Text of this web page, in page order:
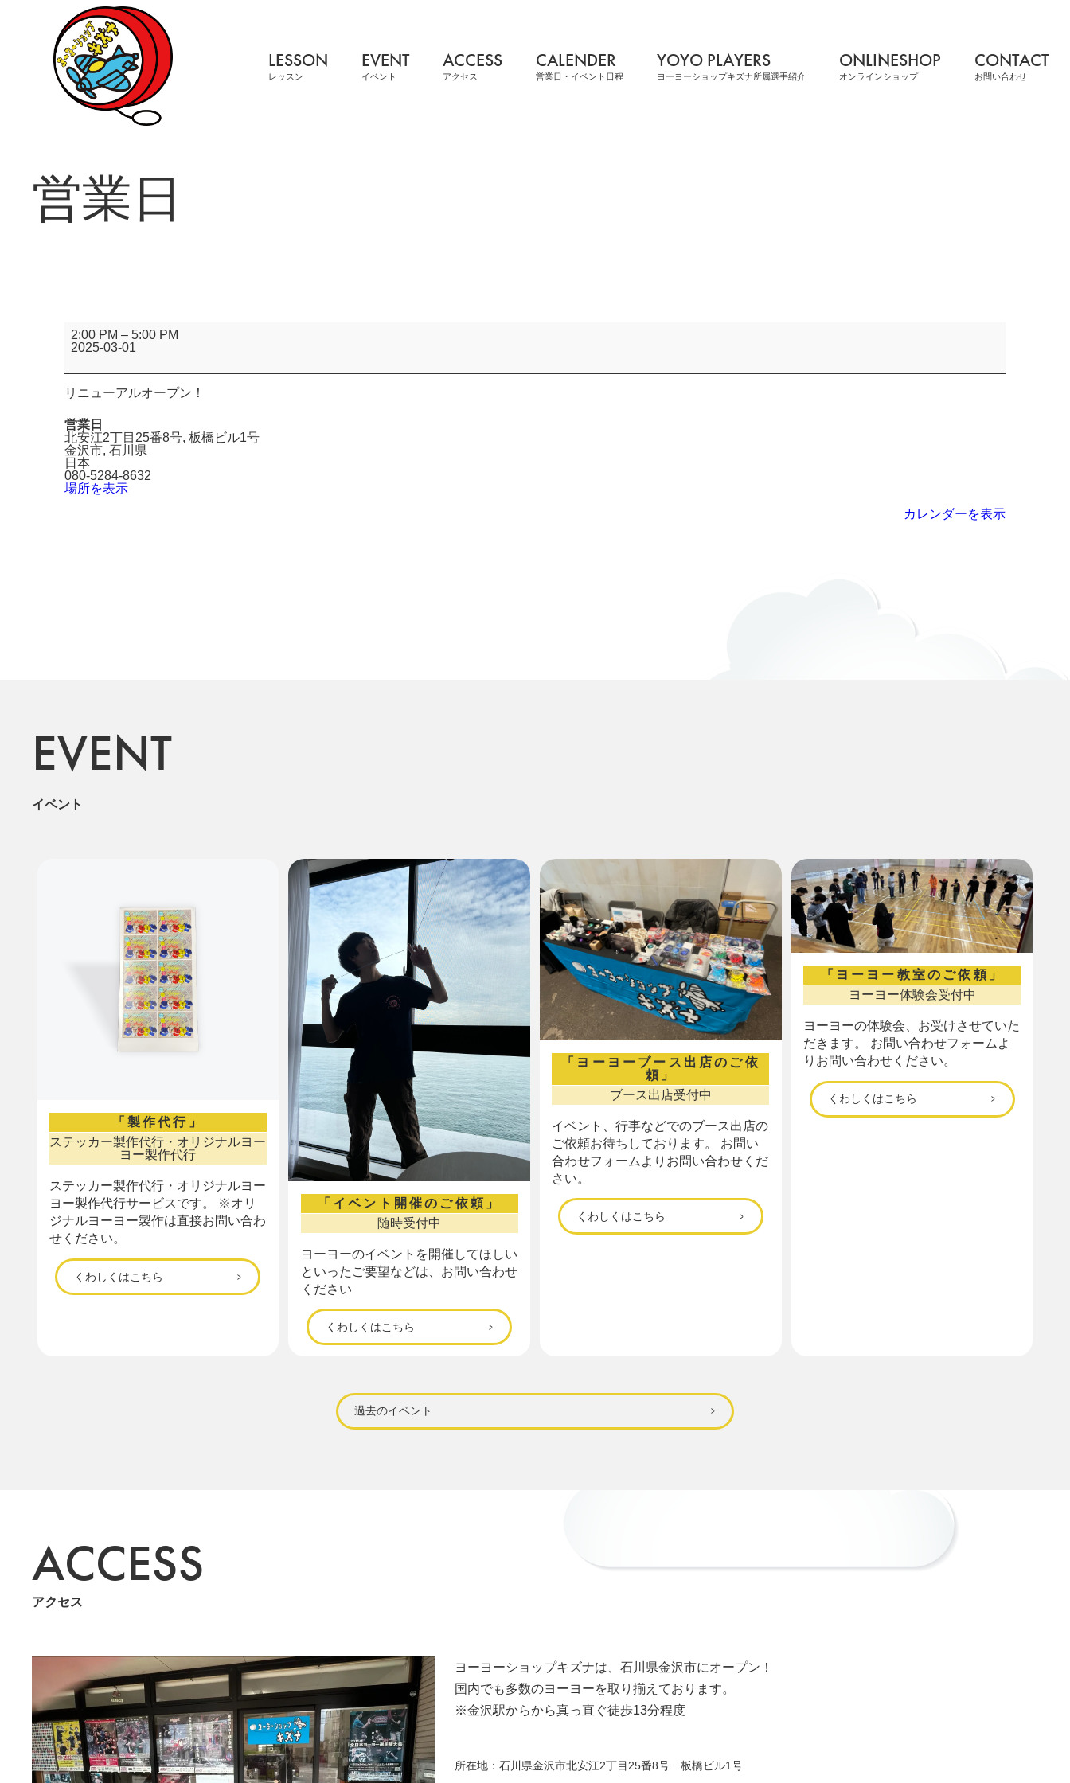
LESSON
レッスン
EVENT
イベント
ACCESS
アクセス
CALENDER
営業日・イベント日程
YOYO PLAYERS
ヨーヨーショップキズナ所属選手紹介
ONLINESHOP
オンラインショップ
CONTACT
お問い合わせ
営業日
営
業
日
2:00 PM – 5:00 PM
2025-03-01
リニューアルオープン！
営業日
北安江2丁目25番8号 板橋ビル1号
金沢市, 石川県
日本
080-5284-8632
場所を表示
カレンダーを表示
EVENT
イベント
「製作代行」
ステッカー製作代行・オリジナルヨー
ヨー製作代行
ステッカー製作代行・オリジナルヨー
ヨー製作代行サービスです。 ※オリ
ジナルヨーヨー製作は直接お問い合わ
せください。
くわしくはこちら
「イベント開催のご依頼」
随時受付中
ヨーヨーのイベントを開催してほしい
といったご要望などは、お問い合わせ
ください
くわしくはこちら
「ヨーヨーブース出店のご依
頼」
ブース出店受付中
イベント、行事などでのブース出店の
ご依頼お待ちしております。 お問い
合わせフォームよりお問い合わせくだ
さい。
くわしくはこちら
「ヨーヨー教室のご依頼」
ヨーヨー体験会受付中
ヨーヨーの体験会、お受けさせていた
だきます。 お問い合わせフォームよ
りお問い合わせください。
くわしくはこちら
過去のイベント
ACCESS
アクセス
ヨーヨーショップキズナは、石川県金沢市にオープン！
国内でも多数のヨーヨーを取り揃えております。
※金沢駅からから真っ直ぐ徒歩13分程度
所在地：石川県金沢市北安江2丁目25番8号 板橋ビル1号